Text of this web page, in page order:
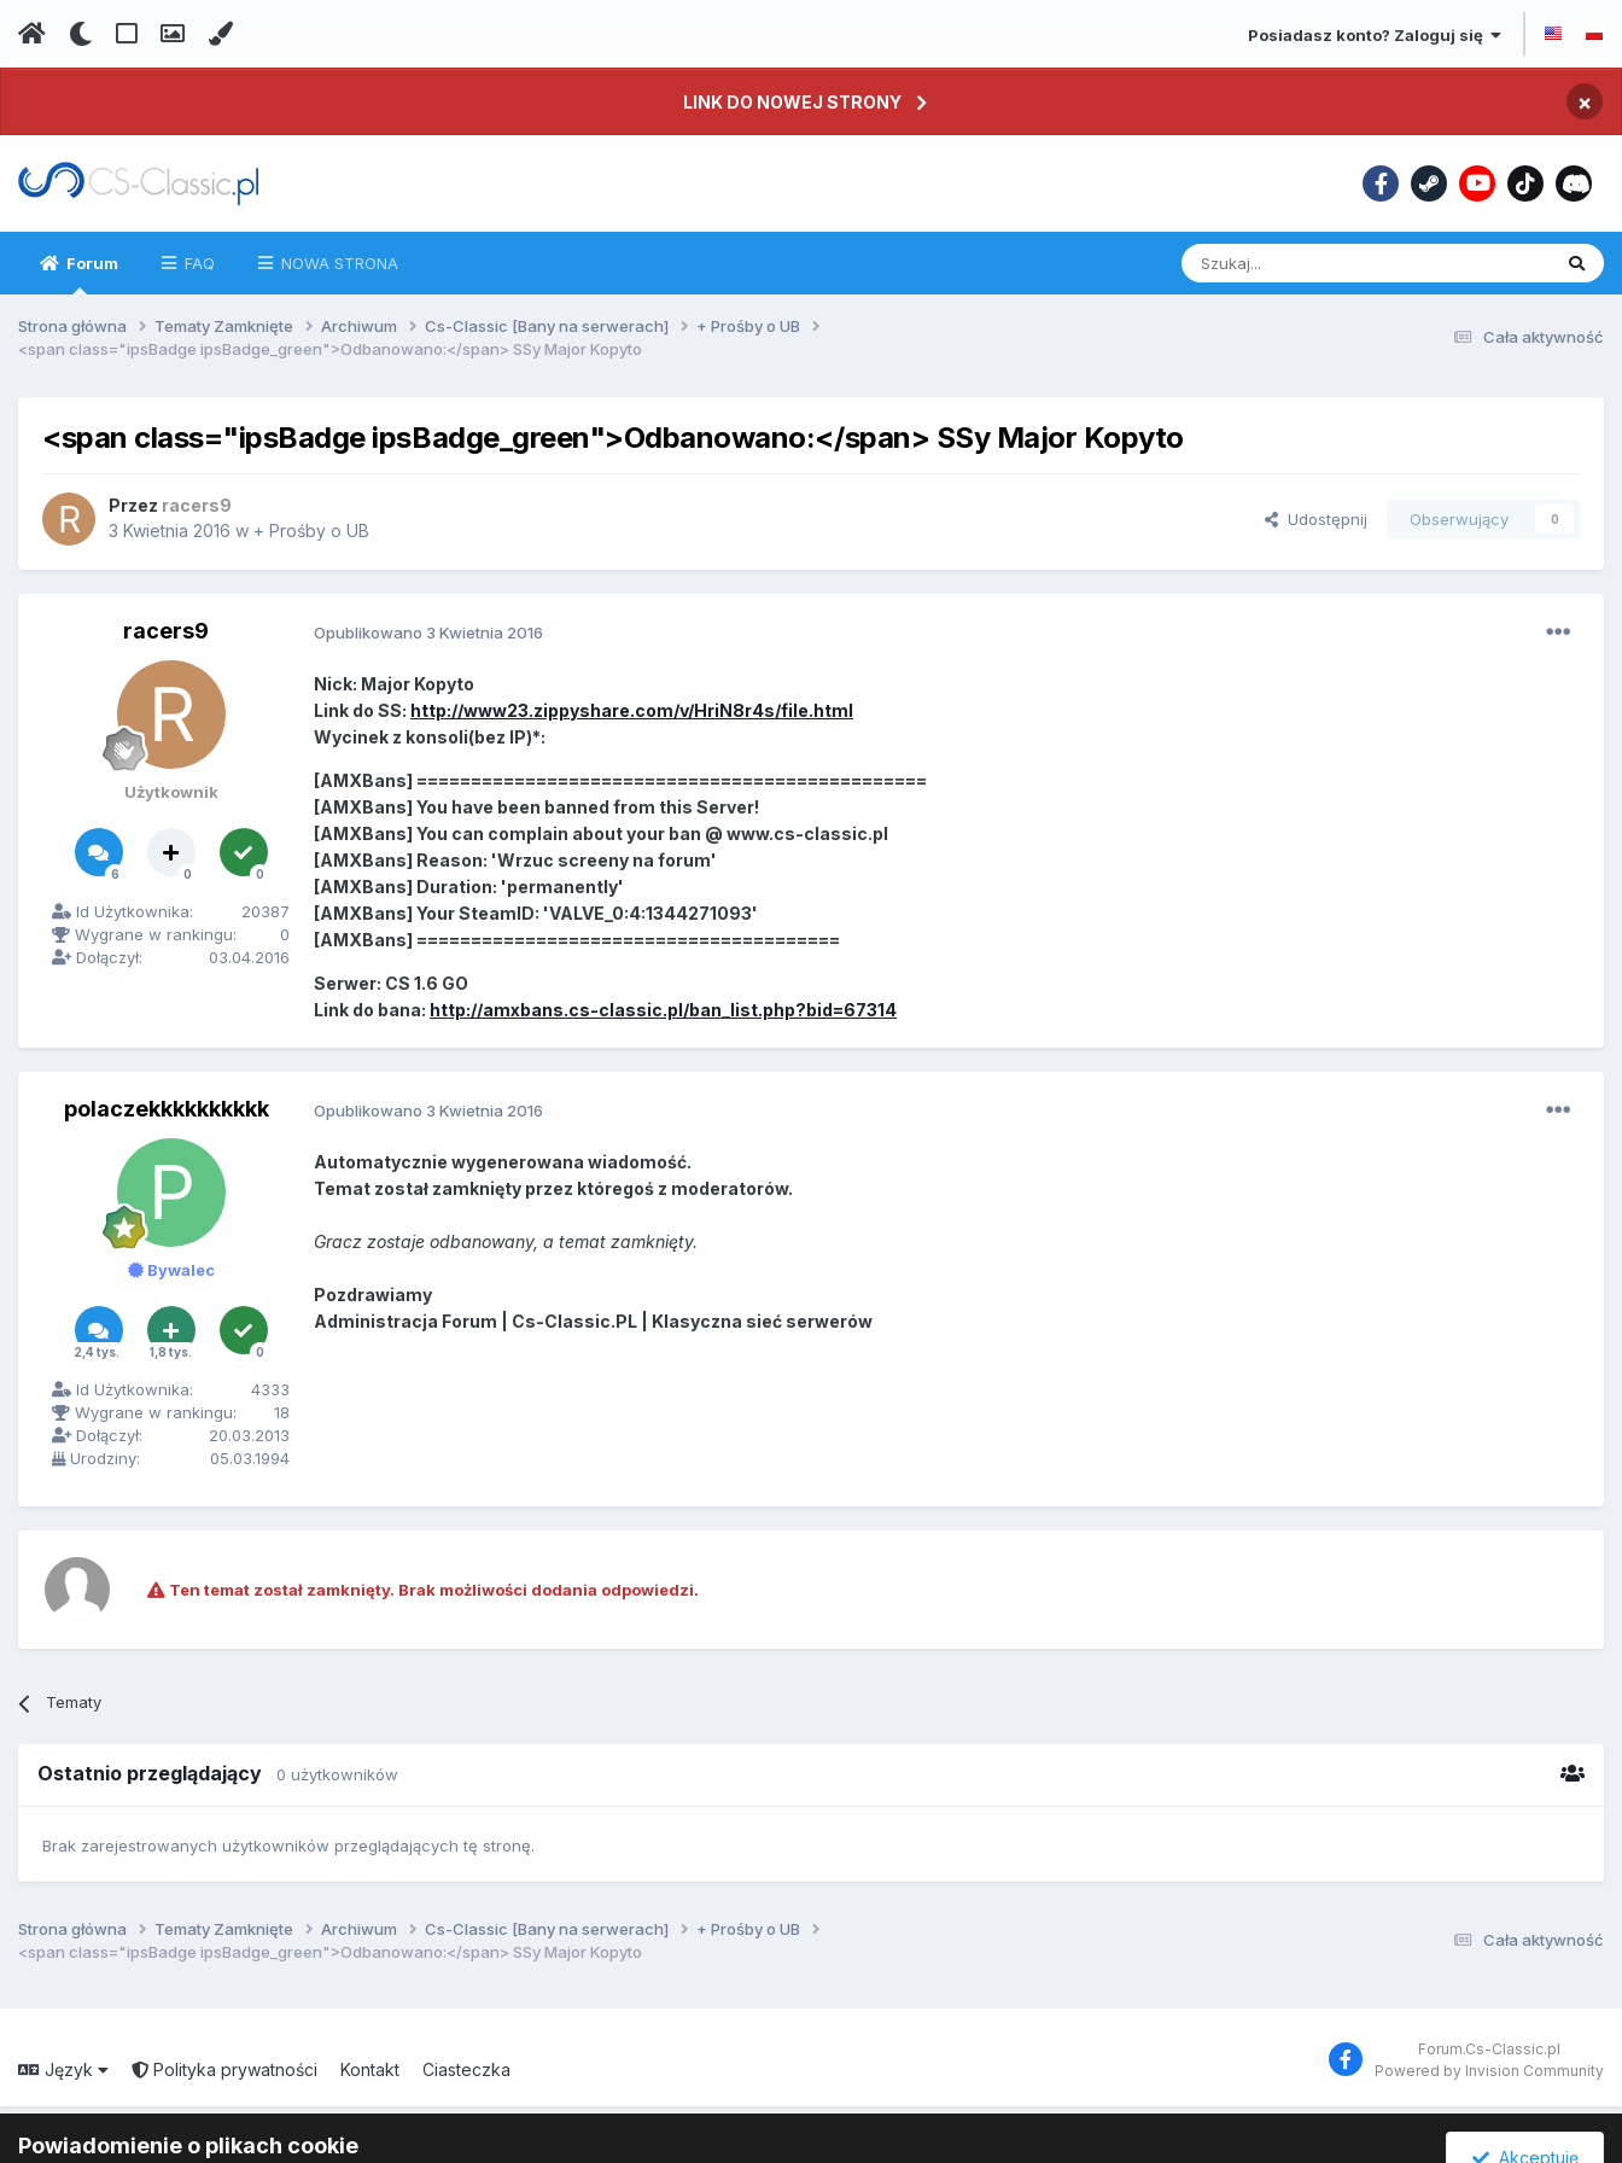
Posiadasz konto? Zaloguj się
LINK DO NOWEJ STRONY ×
Forum FAQ NOWA STRONA
Cała aktywność
Strona główna Tematy Zamknięte Archiwum Cs-Classic [Bany na serwerach]
+ Prośby o UB
<span class="ipsBadge ipsBadge_green">Odbanowano:</span> SSy Major Kopyto
<span class="ipsBadge ipsBadge_green">Odbanowano:</span> SSy Major Kopyto
Przez racers9
3 Kwietnia 2016 w + Prośby o UB
Udostępnij Obserwujący 0
racers9
Użytkownik
6 0 0
Id Użytkownika:
20387
Wygrane w rankingu:
0
Dołączył:
03.04.2016
Opublikowano 3 Kwietnia 2016
Nick: Major Kopyto
Link do SS: http://www23.zippyshare.com/v/HriN8r4s/file.html
Wycinek z konsoli(bez IP)*:
[AMXBans] ===============================================
[AMXBans] You have been banned from this Server!
[AMXBans] You can complain about your ban @ www.cs-classic.pl
[AMXBans] Reason: 'Wrzuc screeny na forum'
[AMXBans] Duration: 'permanently'
[AMXBans] Your SteamID: 'VALVE_0:4:1344271093'
[AMXBans] =======================================
Serwer: CS 1.6 GO
Link do bana: http://amxbans.cs-classic.pl/ban_list.php?bid=67314
polaczekkkkkkkkkk
Bywalec
2,4 tys. 1,8 tys. 0
Id Użytkownika:
4333
Wygrane w rankingu:
18
Dołączył:
20.03.2013
Urodziny:
05.03.1994
Opublikowano 3 Kwietnia 2016
Automatycznie wygenerowana wiadomość.
Temat został zamknięty przez któregoś z moderatorów.
Gracz zostaje odbanowany, a temat zamknięty.
Pozdrawiamy
Administracja Forum | Cs-Classic.PL | Klasyczna sieć serwerów
Ten temat został zamknięty. Brak możliwości dodania odpowiedzi.
Tematy
Ostatnio przeglądający 0 użytkowników
Brak zarejestrowanych użytkowników przeglądających tę stronę.
Cała aktywność
Strona główna Tematy Zamknięte Archiwum Cs-Classic [Bany na serwerach]
+ Prośby o UB
<span class="ipsBadge ipsBadge_green">Odbanowano:</span> SSy Major Kopyto
Język Polityka prywatności Kontakt Ciasteczka
Forum.Cs-Classic.pl
Powered by Invision Community
Powiadomienie o plikach cookie Akceptuję